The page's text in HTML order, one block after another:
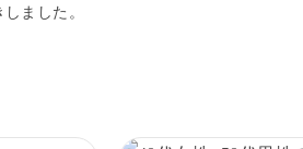
ました。